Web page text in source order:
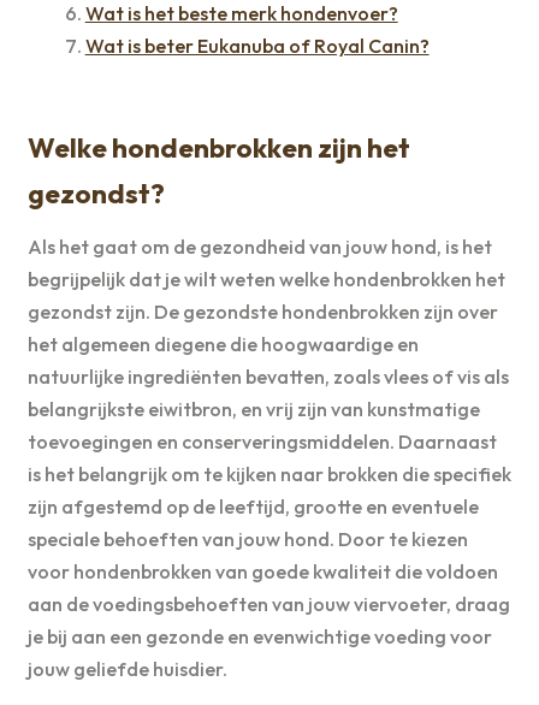
Wat is het beste merk hondenvoer?
Wat is beter Eukanuba of Royal Canin?
Welke hondenbrokken zijn het
gezondst?
Als het gaat om de gezondheid van jouw hond, is het
begrijpelijk dat je wilt weten welke hondenbrokken het
gezondst zijn. De gezondste hondenbrokken zijn over
het algemeen diegene die hoogwaardige en
natuurlijke ingrediënten bevatten, zoals vlees of vis als
belangrijkste eiwitbron, en vrij zijn van kunstmatige
toevoegingen en conserveringsmiddelen. Daarnaast
is het belangrijk om te kijken naar brokken die specifiek
zijn afgestemd op de leeftijd, grootte en eventuele
speciale behoeften van jouw hond. Door te kiezen
voor hondenbrokken van goede kwaliteit die voldoen
aan de voedingsbehoeften van jouw viervoeter, draag
je bij aan een gezonde en evenwichtige voeding voor
jouw geliefde huisdier.